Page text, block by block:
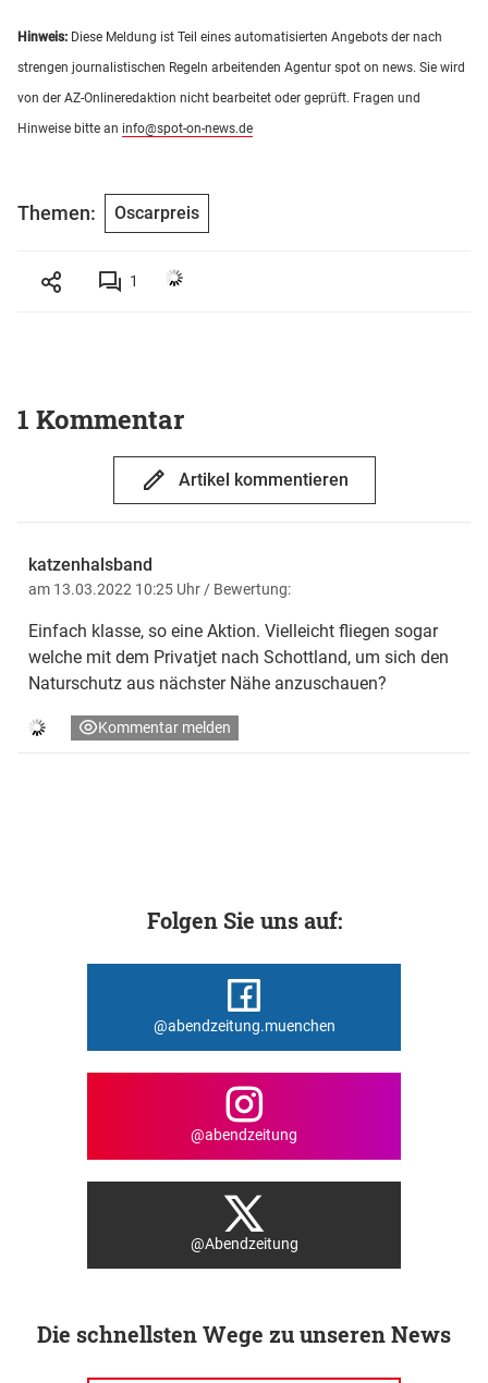
Hinweis: Diese Meldung ist Teil eines automatisierten Angebots der nach
strengen journalistischen Regeln arbeitenden Agentur spot on news. Sie wird
von der AZ-Onlineredaktion nicht bearbeitet oder geprüft. Fragen und
Hinweise bitte an info@spot-on-news.de
Themen: Oscarpreis
1
1 Kommentar
Artikel kommentieren
katzenhalsband
am 13.03.2022 10:25 Uhr / Bewertung:
Einfach klasse, so eine Aktion. Vielleicht fliegen sogar
welche mit dem Privatjet nach Schottland, um sich den
Naturschutz aus nächster Nähe anzuschauen?
Kommentar melden
Folgen Sie uns auf:
@abendzeitung.muenchen
@abendzeitung
@Abendzeitung
Die schnellsten Wege zu unseren News